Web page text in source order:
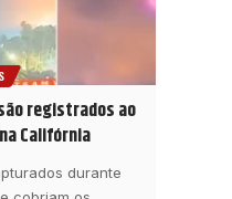
registrados ao
Califórnia
durante